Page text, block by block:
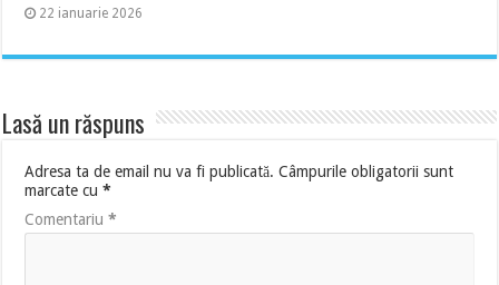
22 ianuarie 2026
Lasă un răspuns
Adresa ta de email nu va fi publicată. Câmpurile obligatorii sunt
marcate cu*
Comentariu*